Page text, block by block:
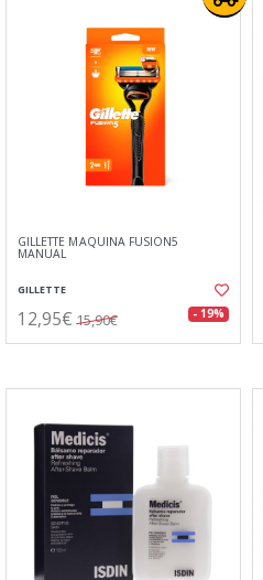
GILLETTE MAQUINA FUSION5
MANUAL
GILLETTE
12,95€ 15,90€ - 19%